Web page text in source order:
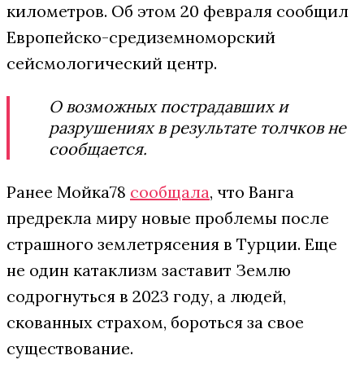
километров. Об этом 20 февраля сообщил
Европейско-средиземноморский
сейсмологический центр.
О возможных пострадавших и
разрушениях в результате толчков не
сообщается.
Ранее Мойка78 сообщала, что Ванга
предрекла миру новые проблемы после
страшного землетрясения в Турции. Еще
не один катаклизм заставит Землю
содрогнуться в 2023 году, а людей,
скованных страхом, бороться за свое
существование.